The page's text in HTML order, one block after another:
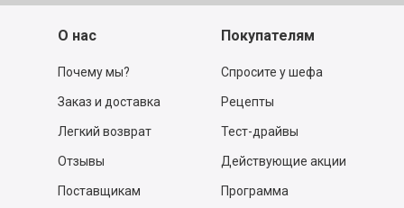
О нас
Почему мы?
Заказ и доставка
Легкий возврат
Отзывы
Поставщикам
Покупателям
Спросите у шефа
Рецепты
Тест-драйвы
Действующие акции
Программа